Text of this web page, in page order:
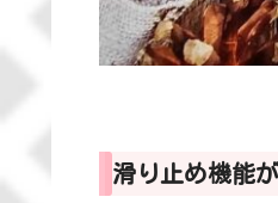
滑り止め機能